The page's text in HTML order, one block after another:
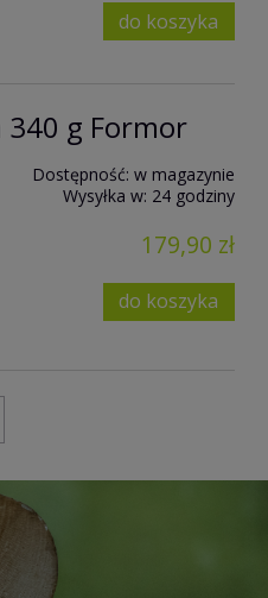
do koszyka
340 g Formor
Dostępność: w magazynie
Wysyłka w: 24 godziny
179,90 zł
do koszyka